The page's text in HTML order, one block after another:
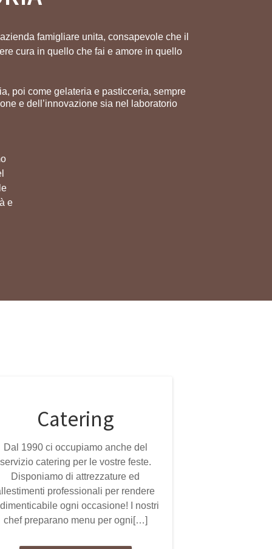
famigliare unita, consapevole che il
cura in quello che fai e amore in quello
poi come gelateria e pasticceria, sempre
e dell’innovazione sia nel laboratorio
e
Catering
Dal 1990 ci occupiamo anche del
servizio catering per le vostre feste.
Disponiamo di attrezzature ed
professionali per rendere
ogni occasione! I nostri
chef preparano menu per ogni[…]